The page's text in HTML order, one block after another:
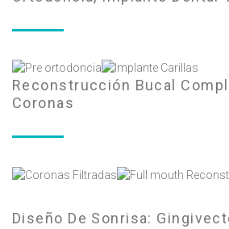
Reconstrucción Bucal
Coronas
Diseño De Sonrisa: